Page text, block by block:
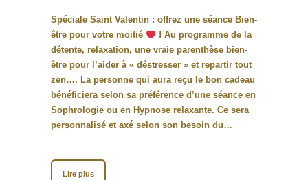
Spéciale Saint Valentin : offrez une séance Bien-
être pour votre moitié
! Au programme de la
détente, relaxation, une vraie parenthèse bien-
être pour l’aider à « déstresser » et repartir tout
zen…. La personne qui aura reçu le bon cadeau
bénéficiera selon sa préférence d’une séance en
Sophrologie ou en Hypnose relaxante. Ce sera
personnalisé et axé selon son besoin du…
Lire plus